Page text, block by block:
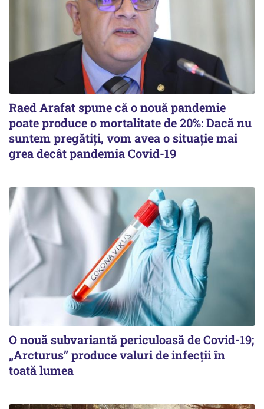
Raed Arafat spune că o nouă pandemie
poate produce o mortalitate de 20%: Dacă nu
suntem pregătiți, vom avea o situație mai
grea decât pandemia Covid-19
O nouă subvariantă periculoasă de Covid-19;
„Arcturus” produce valuri de infecții în
toată lumea